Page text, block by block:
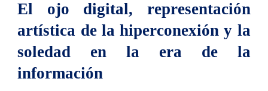
El ojo digital, representación
artística de la hiperconexión y la
soledad en la era de la
información